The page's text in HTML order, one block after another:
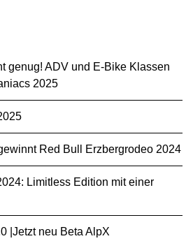
genug! ADV und E-Bike Klassen
2025
Red Bull Erzbergrodeo 2024
Limitless Edition mit einer
|Jetzt neu Beta AlpX